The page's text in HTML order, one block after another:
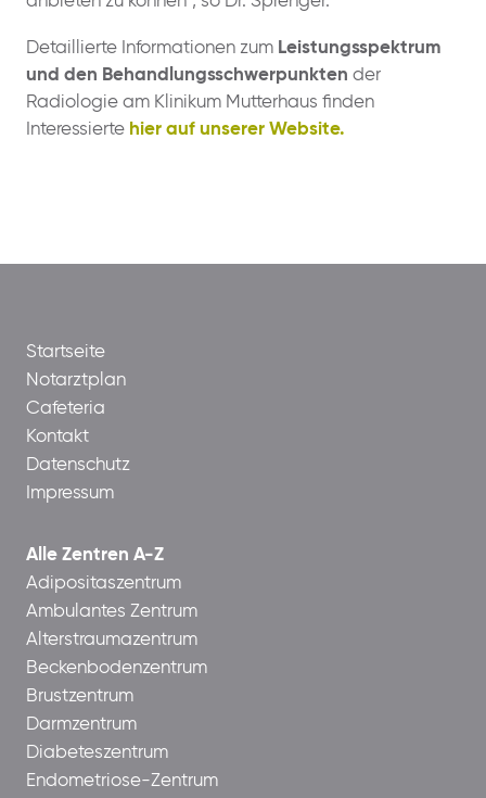
Detaillierte Informationen zum Leistungsspektrum
und den Behandlungsschwerpunkten der
Radiologie am Klinikum Mutterhaus finden
Interessierte hier auf unserer Website.
Startseite
Notarztplan
Cafeteria
Kontakt
Datenschutz
Impressum
Alle Zentren A-Z
Adipositaszentrum
Ambulantes Zentrum
Alterstraumazentrum
Beckenbodenzentrum
Brustzentrum
Darmzentrum
Diabeteszentrum
Endometriose-Zentrum